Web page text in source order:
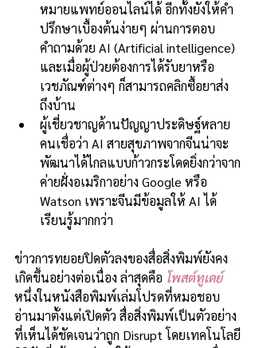
หมายแพทย์ออนไลน์ได้ อีกทั้งยังให้คำ
ปรึกษาเบื้องต้นง่ายๆ ผ่านการตอบ
คำถามด้วย AI (Artificial intelligence)
และเมื่อผู้ป่วยต้องการได้รับยาหรือ
เวชภัณฑ์ต่างๆ ก็สามารถคลิกซื้อยาส่ง
ถึงบ้าน
ผู้เชี่ยวชาญด้านปัญญาประดิษฐ์หลาย
คนเชื่อว่า AI สายสุขภาพจากจีนน่าจะ
พัฒนาได้ไกลแบบก้าวกระโดดยิ่งกว่าจาก
ค่ายฝั่งอเมริกาอย่าง Google หรือ
Watson เพราะจีนมีข้อมูลให้ AI ได้
เรียนรู้มากกว่า
ข่าวการทยอยปิดตัวลงของสื่อสิ่งพิมพ์ยังคง
เกิดขึ้นอย่างต่อเนื่อง ล่าสุดคือ โพสต์ทูเดย์
หนึ่งในหนังสือพิมพ์เล่มโปรดที่หมอชอบ
อ่านมาตั้งแต่เปิดตัว สื่อสิ่งพิมพ์เป็นตัวอย่าง
ที่เห็นได้ชัดเจนว่าถูก Disrupt โดยเทคโนโลยี